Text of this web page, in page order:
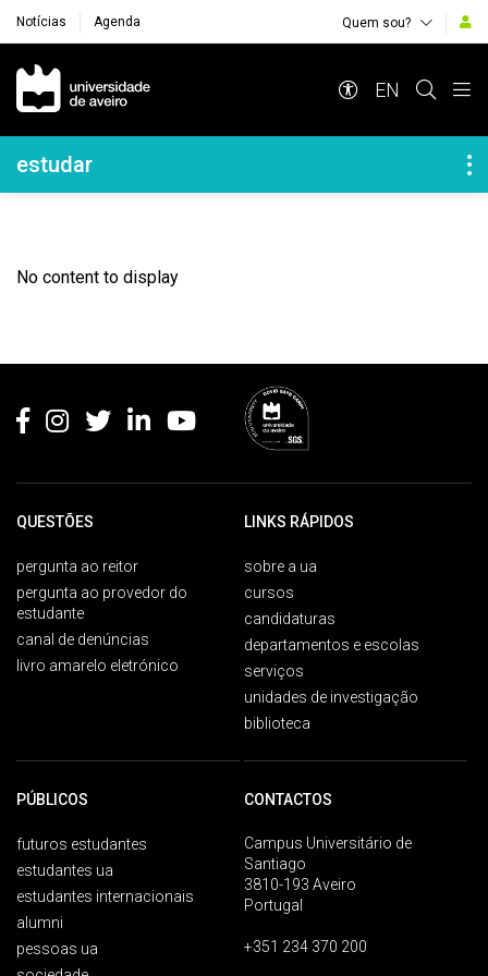
Notícias Agenda Quem sou?
Navegação Principal
EN
Navegação Lateral
estudar
No content to display
QUESTÕES
pergunta ao reitor
pergunta ao provedor do
estudante
canal de denúncias
livro amarelo eletrónico
LINKS RÁPIDOS
sobre a ua
cursos
candidaturas
departamentos e escolas
serviços
unidades de investigação
biblioteca
PÚBLICOS
futuros estudantes
estudantes ua
estudantes internacionais
alumni
pessoas ua
CONTACTOS
Campus Universitário de
Santiago
3810-193 Aveiro
Portugal
+351 234 370 200